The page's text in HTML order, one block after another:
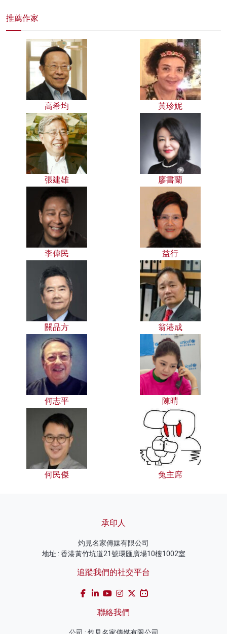
推薦作家
高希均 黃珍妮
張建雄 廖書蘭
李偉民 益行
關品方 翁港成
何志平 陳晴
何民傑 兔主席
承印人
灼見名家傳媒有限公司
地址 : 香港黃竹坑道21號環匯廣場10樓1002室
追蹤我們的社交平台
聯絡我們
公司 : 灼見名家傳媒有限公司